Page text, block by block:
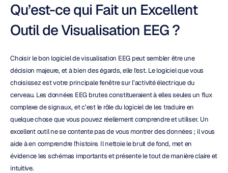
Qu’est-ce qui Fait un Excellent
Outil de Visualisation EEG ?
Choisir le bon logiciel de visualisation EEG peut sembler être une
décision majeure, et à bien des égards, elle l'est. Le logiciel que vous
choisissez est votre principale fenêtre sur l’activité électrique du
cerveau. Les données EEG brutes constitueraient à elles seules un flux
complexe de signaux, et c’est le rôle du logiciel de les traduire en
quelque chose que vous pouvez réellement comprendre et utiliser. Un
excellent outil ne se contente pas de vous montrer des données ; il vous
aide à en comprendre l'histoire. Il nettoie le bruit de fond, met en
évidence les schémas importants et présente le tout de manière claire et
intuitive.